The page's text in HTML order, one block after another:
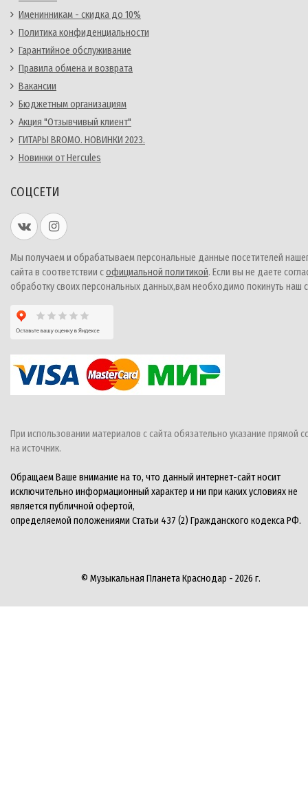
Именинникам - скидка до 10%
Политика конфиденциальности
Гарантийное обслуживание
Правила обмена и возврата
Вакансии
Бюджетным организациям
Акция "Отзывчивый клиент"
ГИТАРЫ BROMO. НОВИНКИ 2023.
Новинки от Hercules
СОЦСЕТИ
Мы получаем и обрабатываем персональные данные посетителей
сайта в соответствии софициальной политикой. Если вы не даете
обработку своих персональных данных,вам необходимо покинуть наш
При использовании материалов с сайта обязательно указание прямой
на источник.
Обращаем Ваше внимание на то, что данный интернет-сайт носит
исключительно информационный характер и ни при каких условиях не
является публичной офертой,
определяемой положениями Статьи 437 (2) Гражданского кодекса РФ.
© Музыкальная Планета Краснодар - 2026 г.